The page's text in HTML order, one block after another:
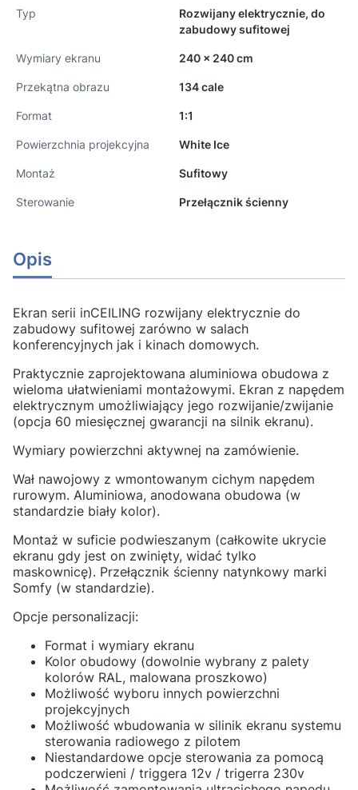
Typ
Rozwijany elektrycznie, do
zabudowy sufitowej
Wymiary ekranu 240 x 240 cm
Przekątna obrazu 134 cale
Format 1:1
Powierzchnia projekcyjna White Ice
Montaż Sufitowy
Sterowanie Przełącznik ścienny
Opis
Ekran serii inCEILING rozwijany elektrycznie do
zabudowy sufitowej zarówno w salach
konferencyjnych jak i kinach domowych.
Praktycznie zaprojektowana aluminiowa obudowa z
wieloma ułatwieniami montażowymi. Ekran z napędem
elektrycznym umożliwiający jego rozwijanie/zwijanie
(opcja 60 miesięcznej gwarancji na silnik ekranu).
Wymiary powierzchni aktywnej na zamówienie.
Wał nawojowy z wmontowanym cichym napędem
rurowym. Aluminiowa, anodowana obudowa (w
standardzie biały kolor).
Montaż w suficie podwieszanym (całkowite ukrycie
ekranu gdy jest on zwinięty, widać tylko
maskownicę). Przełącznik ścienny natynkowy marki
Somfy (w standardzie).
Opcje personalizacji:
Format i wymiary ekranu
Kolor obudowy (dowolnie wybrany z palety
kolorów RAL, malowana proszkowo)
Możliwość wyboru innych powierzchni
projekcyjnych
Możliwość wbudowania w silinik ekranu systemu
sterowania radiowego z pilotem
Niestandardowe opcje sterowania za pomocą
podczerwieni / triggera 12v / trigerra 230v